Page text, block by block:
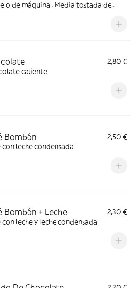
máquina . Media tostada de
2,80 €
caliente
Bombón
2,50 €
con leche condensada
Bombón + Leche
2,30 €
con leche y leche condensada